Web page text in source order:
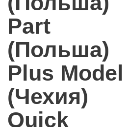
Part
(Польша)
Plus Model
(Чехия)
Quick